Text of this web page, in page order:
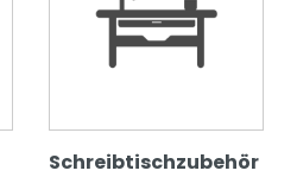
Schreibtischzubehör